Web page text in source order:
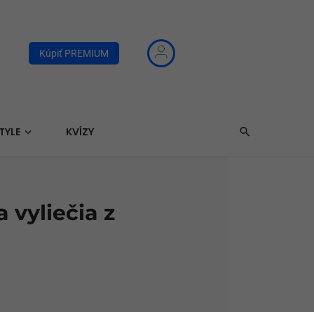
Kúpiť PREMIUM
KVÍZY
vyliečia z